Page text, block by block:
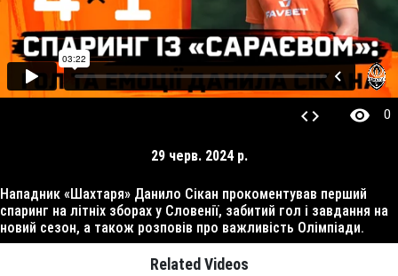
code visibility 0
29 черв. 2024 р.
Нападник «Шахтаря» Данило Сікан прокоментував перший
спаринг на літніх зборах у Словенії, забитий гол і завдання на
новий сезон, а також розповів про важливість Олімпіади.
Related Videos